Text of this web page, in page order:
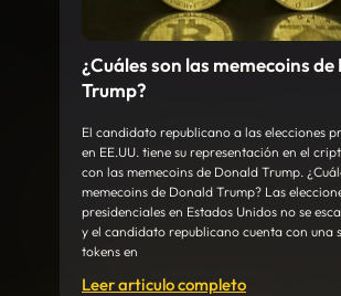
¿Cuáles son las memecoins
Trump?
El candidato republicano a las elecciones
en EE.UU. tiene su representación en el
con las memecoins de Donald Trump.
memecoins de Donald Trump? Las
presidenciales en Estados Unidos no se
y el candidato republicano cuenta con una
tokens en
Leer articulo completo